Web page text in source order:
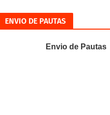
ENVIO DE PAUTAS
Envio de Pautas